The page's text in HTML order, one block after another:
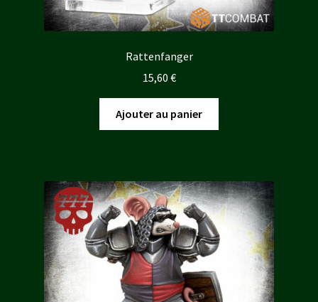
Rattenfanger
15,60 €
Ajouter au panier